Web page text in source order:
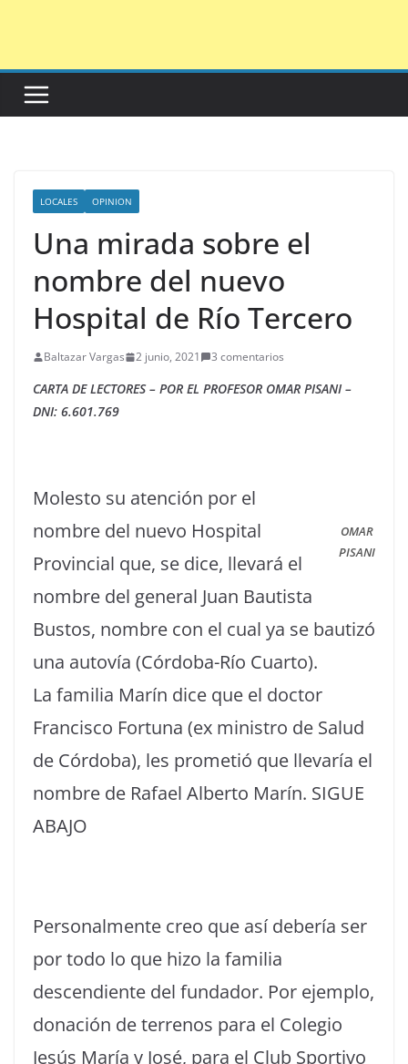
LOCALES OPINION
Una mirada sobre el
nombre del nuevo
Hospital de Río Tercero
Baltazar Vargas 2 junio, 2021 3 comentarios
CARTA DE LECTORES – POR EL PROFESOR OMAR PISANI –
DNI: 6.601.769
OMAR
PISANI
Molesto su atención por el
nombre del nuevo Hospital
Provincial que, se dice, llevará el
nombre del general Juan Bautista
Bustos, nombre con el cual ya se bautizó
una autovía (Córdoba-Río Cuarto).
La familia Marín dice que el doctor
Francisco Fortuna (ex ministro de Salud
de Córdoba), les prometió que llevaría el
nombre de Rafael Alberto Marín. SIGUE
ABAJO
Personalmente creo que así debería ser
por todo lo que hizo la familia
descendiente del fundador. Por ejemplo,
donación de terrenos para el Colegio
Jesús María y José, para el Club Sportivo